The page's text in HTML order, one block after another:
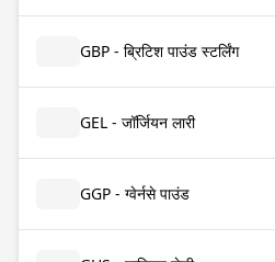
GBP - ब्रिटिश पाउंड स्टर्लिंग
GEL - जॉर्जियन लारी
GGP - ग्वेर्नसे पाउंड